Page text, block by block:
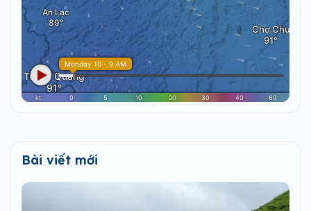
Bài viết mới